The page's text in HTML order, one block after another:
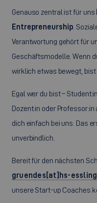
Genauso zentral ist für uns
Entrepreneurship .
Verantwortung gehört für
Geschäftsmodelle. Wenn
wirklich etwas bewegt, bist
Egal wer du bist –
Dozent:in oder
dich einfach bei uns. Das
unverbindlich.
Bereit für den nächsten
gruendes[at]hs-
unsere Start-up Coaches